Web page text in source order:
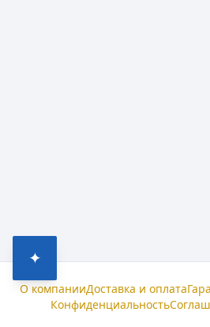
✦
О компанииДоставка и оплата
Конфиденциальность